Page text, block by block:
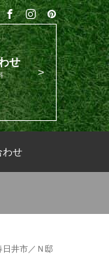
せ
わせ
日井市／Ｎ邸